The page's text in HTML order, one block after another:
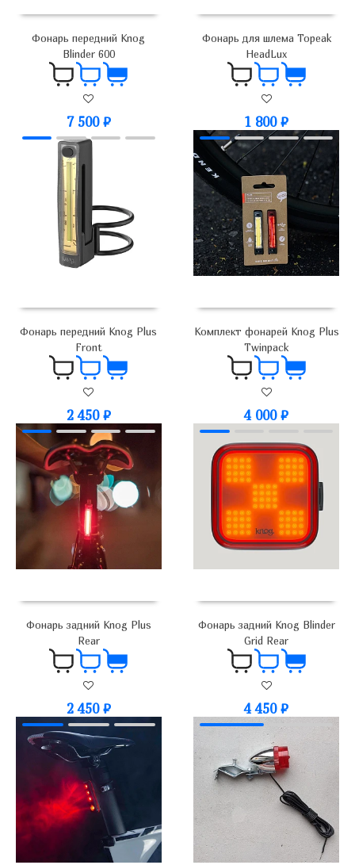
Фонарь передний Knog
Blinder 600
7 500 ₽
Фонарь для шлема Topeak
HeadLux
1 800₽
Фонарь передний Knog Plus
Front
2 450 ₽
Комплект фонарей Knog Plus
Twinpack
4 000₽
Фонарь задний Knog Plus
Rear
2 450 ₽
Фонарь задний Knog Blinder
Grid Rear
4 450₽